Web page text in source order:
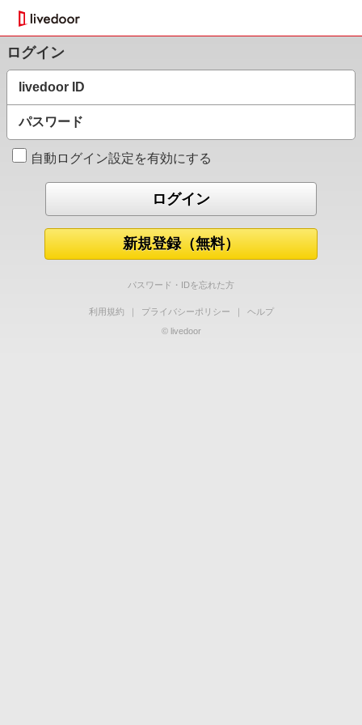
ログイン
livedoor ID
パスワード
自動ログイン設定を有効にする
新規登録（無料）
パスワード・IDを忘れた方
利用規約 ｜ プライバシーポリシー ｜
ヘルプ
© livedoor